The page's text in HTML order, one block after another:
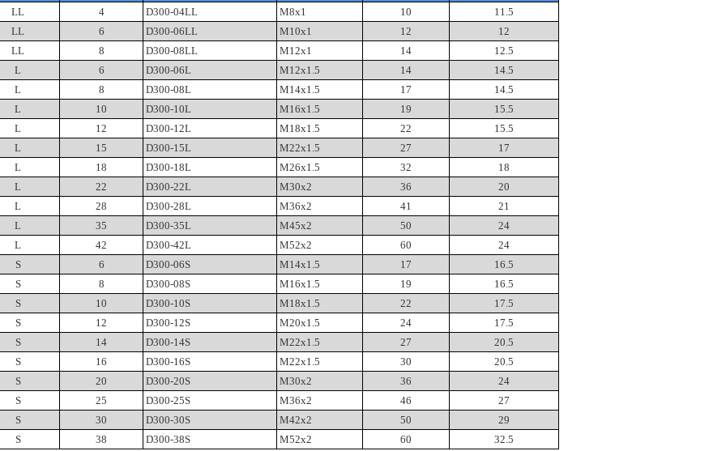
LL
4 D300-04LL M8x1 10
11.5
LL
6 D300-06LL M10x1 12
12
LL
8 D300-08LL M12x1 14
12.5
L
6 D300-06L M12x1.5 14
14.5
L
8 D300-08L M14x1.5 17
14.5
L
10 D300-10L M16x1.5 19
15.5
L
12 D300-12L M18x1.5 22
15.5
L
15 D300-15L M22x1.5 27
17
L
18 D300-18L M26x1.5 32
18
L
22 D300-22L M30x2 36
20
L
28 D300-28L M36x2 41
21
L
35 D300-35L M45x2 50
24
L
42 D300-42L M52x2 60
24
S
6 D300-06S M14x1.5 17
16.5
S
8 D300-08S M16x1.5 19
16.5
S
10 D300-10S M18x1.5 22
17.5
S
12 D300-12S M20x1.5 24
17.5
S
14 D300-14S M22x1.5 27
20.5
S
16 D300-16S M22x1.5 30
20.5
S
20 D300-20S M30x2 36
24
S
25 D300-25S M36x2 46
27
S
30 D300-30S M42x2 50
29
S
38 D300-38S M52x2 60 32.5